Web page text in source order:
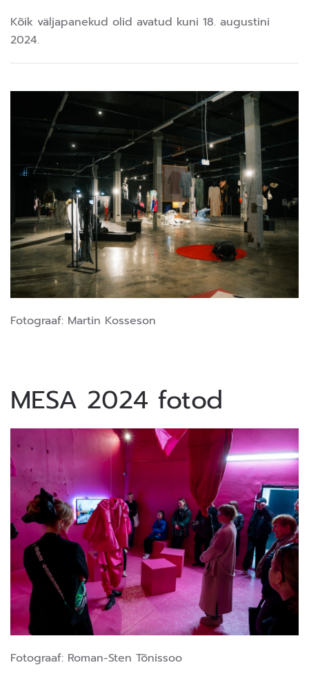
Kõik väljapanekud olid avatud kuni 18. augustini
2024.
Fotograaf: Martin Kosseson
MESA 2024 fotod
Fotograaf: Roman-Sten Tõnissoo